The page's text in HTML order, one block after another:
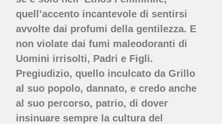
quell’accento incantevole di sentirsi
avvolte dai profumi della gentilezza. E
non violate dai fumi maleodoranti di
Uomini irrisolti, Padri e Figli.
Pregiudizio, quello inculcato da Grillo
al suo popolo, dannato, e credo anche
al suo percorso, patrio, di dover
insinuare sempre la cultura del